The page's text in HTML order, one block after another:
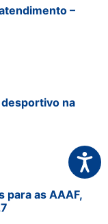
–
na
para as AAAF,